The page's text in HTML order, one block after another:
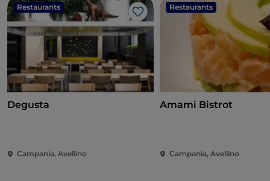
Restaurants
Like
Degusta
Campania, Avellino
Restaurants
Amami Bistrot
Campania, Avellino